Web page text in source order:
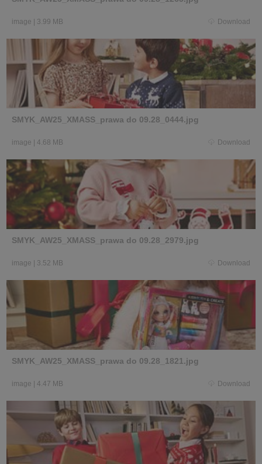
image 3.99 MB Download
SMYK_AW25_XMASS_prawa do 09.28_0444.jpg
image 4.68 MB Download
SMYK_AW25_XMASS_prawa do 09.28_2979.jpg
image 3.52 MB Download
SMYK_AW25_XMASS_prawa do 09.28_1821.jpg
image 4.47 MB Download